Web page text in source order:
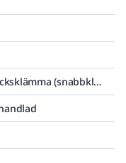
Insticksklämma (snabbklämma)